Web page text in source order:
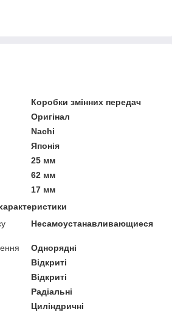
Коробки змінних передач
Оригінал
Nachi
Японія
25 мм
62 мм
17 мм
Несамоустанавливающиеся
Однорядні
Відкриті
Відкриті
Радіальні
Циліндричні